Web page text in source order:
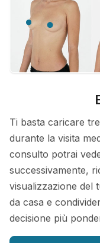
Ti basta caricare
durante la visita
consulto potrai
successivamente,
visualizzazione del
da casa e
decisione più